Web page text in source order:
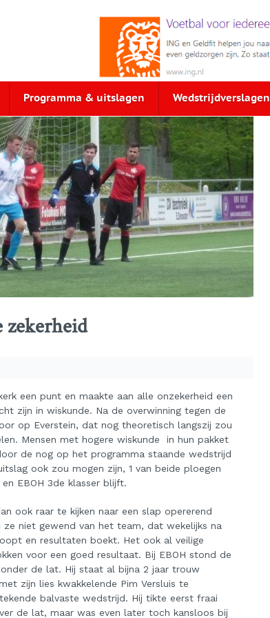
Programma & uitslagen Wedstrijdverslagen
zekerheid
een punt en maakte aan alle onzekerheid een
zijn in wiskunde. Na de overwinning tegen de
op Everstein, dat nog theoretisch langszij zou
Mensen met hogere wiskunde in hun pakket
de nog op het programma staande wedstrijd
ook zou mogen zijn, 1 van beide ploegen
EBOH 3de klasser blijft.
ook raar te kijken naar een slap opererend
niet gewend van het team, dat wekelijks na
en resultaten boekt. Het ook al veilige
voor een goed resultaat. Bij EBOH stond de
onder de lat. Hij staat al bijna 2 jaar trouw
zijn lies kwakkelende Pim Versluis te
balvaste wedstrijd. Hij tikte eerst fraai
de lat, maar was even later toch kansloos bij